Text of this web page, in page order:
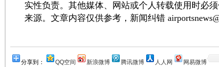
实性负责。其他媒体、网站或个人转载使用时必
来源。文章内容仅供参考，新闻纠错
分享到： QQ空间 新浪微博 腾讯微博 人人网 网易微博